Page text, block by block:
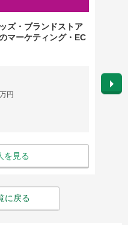
ズ・ブランドストア
マーケティング・EC
円
を見る
勤務
英語
給 与
に戻る